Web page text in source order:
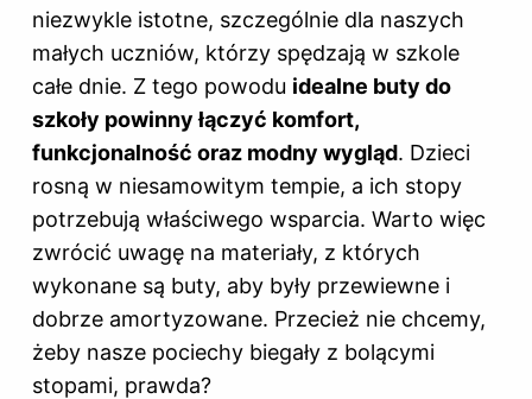
niezwykle istotne, szczególnie dla naszych
małych uczniów, którzy spędzają w szkole
całe dnie. Z tego powodu idealne buty do
szkoły powinny łączyć komfort,
funkcjonalność oraz modny wygląd. Dzieci
rosną w niesamowitym tempie, a ich stopy
potrzebują właściwego wsparcia. Warto więc
zwrócić uwagę na materiały, z których
wykonane są buty, aby były przewiewne i
dobrze amortyzowane. Przecież nie chcemy,
żeby nasze pociechy biegały z bolącymi
stopami, prawda?